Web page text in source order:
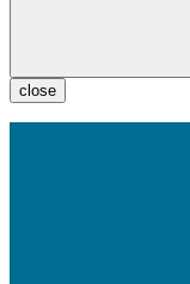
close